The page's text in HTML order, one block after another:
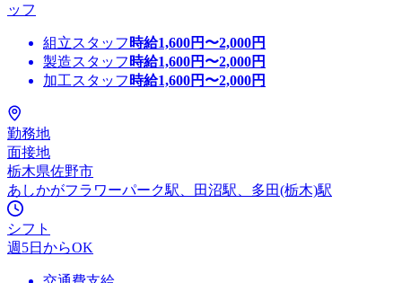
ッフ
組立スタッフ 時給1,600円〜2,000円
製造スタッフ 時給1,600円〜2,000円
加工スタッフ 時給1,600円〜2,000円
勤務地
面接地
栃木県佐野市
あしかがフラワーパーク駅、田沼駅、多田(栃木)駅
シフト
週5日からOK